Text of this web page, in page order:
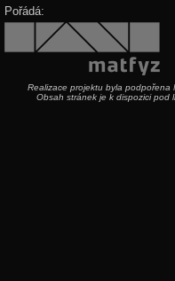
Pořádá:
Realizace projektu byla podpořena
Obsah stránek je k dispozici pod